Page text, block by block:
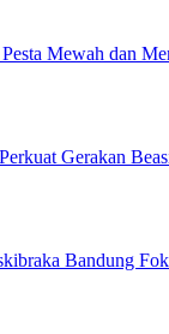
Pesta Mewah dan
Gerakan
Bandung